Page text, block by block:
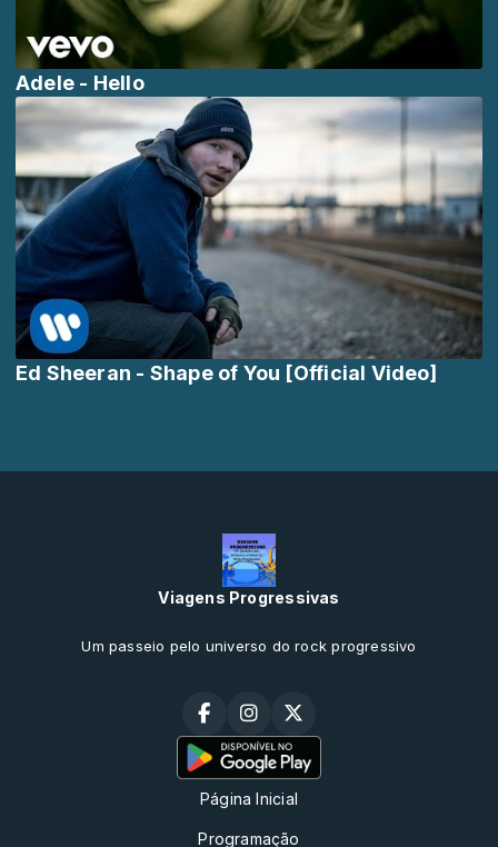
Adele - Hello
Ed Sheeran - Shape of You [Official Video]
Viagens Progressivas
Um passeio pelo universo do rock progressivo
Página Inicial
Programação